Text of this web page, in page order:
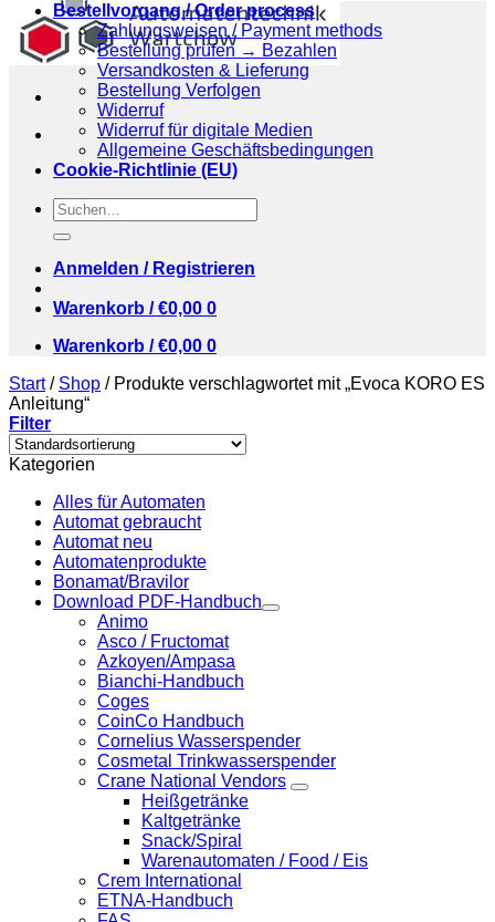
Bestellvorgang / Order process
Zahlungsweisen / Payment methods
Bestellung prüfen → Bezahlen
Versandkosten & Lieferung
Bestellung Verfolgen
Widerruf
Widerruf für digitale Medien
Allgemeine Geschäftsbedingungen
Cookie-Richtlinie (EU)
Suchen
nach:
Anmelden / Registrieren
Warenkorb /€0,00 0
Warenkorb /€0,00 0
Start / Shop /Produkte verschlagwortet mit „Evoca KORO ES
Anleitung“
Filter
Kategorien
Alles für Automaten
Automat gebraucht
Automat neu
Automatenprodukte
Bonamat/Bravilor
Download PDF-Handbuch
Animo
Asco / Fructomat
Azkoyen/Ampasa
Bianchi-Handbuch
Coges
CoinCo Handbuch
Cornelius Wasserspender
Cosmetal Trinkwasserspender
Crane National Vendors
Heißgetränke
Kaltgetränke
Snack/Spiral
Warenautomaten / Food / Eis
Crem International
ETNA-Handbuch